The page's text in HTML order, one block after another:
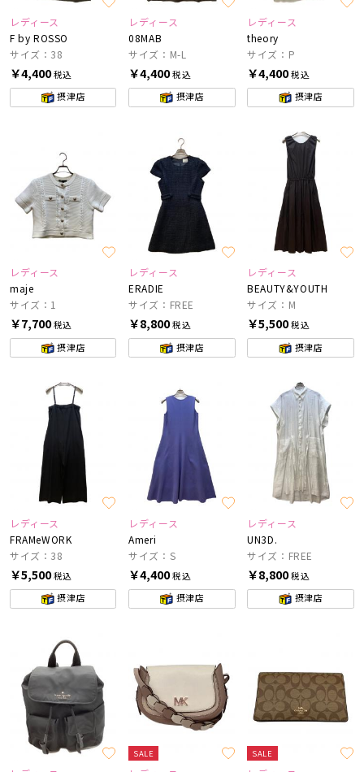
レディース
F by ROSSO
サイズ：38
￥4,400税込
摂津店
レディース
08MAB
サイズ：M-L
￥4,400税込
摂津店
レディース
theory
サイズ：P
￥4,400税込
摂津店
レディース
maje
サイズ：1
￥7,700税込
摂津店
レディース
ERADIE
サイズ：FREE
￥8,800税込
摂津店
レディース
BEAUTY&YOUTH
サイズ：M
￥5,500税込
摂津店
レディース
FRAMeWORK
サイズ：38
￥5,500税込
摂津店
レディース
Ameri
サイズ：S
￥4,400税込
摂津店
レディース
UN3D.
サイズ：FREE
￥8,800税込
摂津店
SALE SALE